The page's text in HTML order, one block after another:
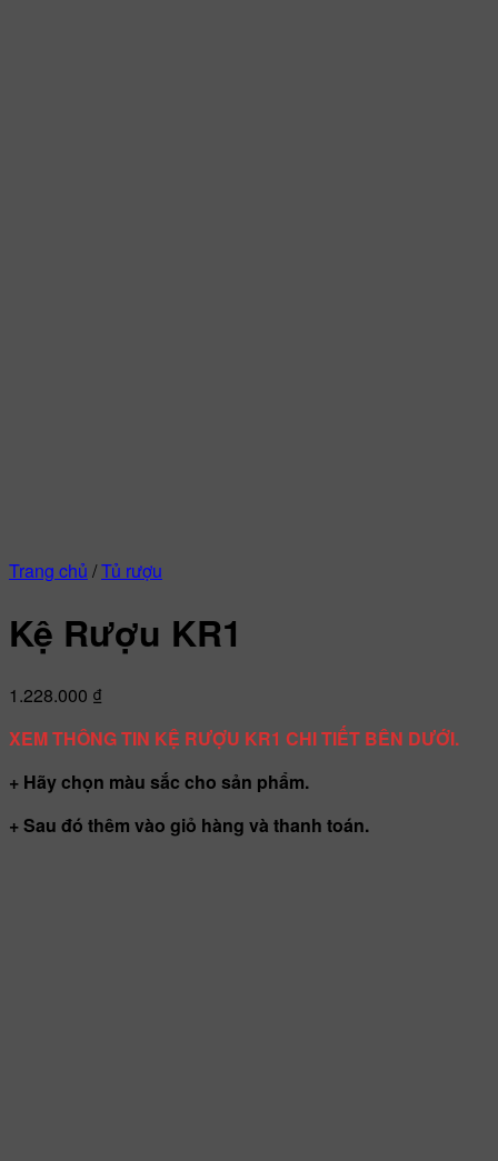
Trang chủ /Tủ rượu
Kệ Rượu KR1
1.228.000 ₫
XEM THÔNG TIN KỆ RƯỢU KR1 CHI TIẾT BÊN DƯỚI.
+ Hãy chọn màu sắc cho sản phẩm.
+ Sau đó thêm vào giỏ hàng và thanh toán.